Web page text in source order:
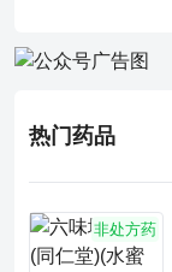
热门药品
非处方药